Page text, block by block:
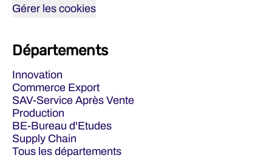
Gérer les cookies
Départements
Innovation
Commerce Export
SAV-Service Après Vente
Production
BE-Bureau d'Etudes
Supply Chain
Tous les départements